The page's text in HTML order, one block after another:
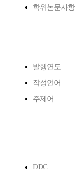
학위논문사항
발행연도
작성언어
주제어
DDC